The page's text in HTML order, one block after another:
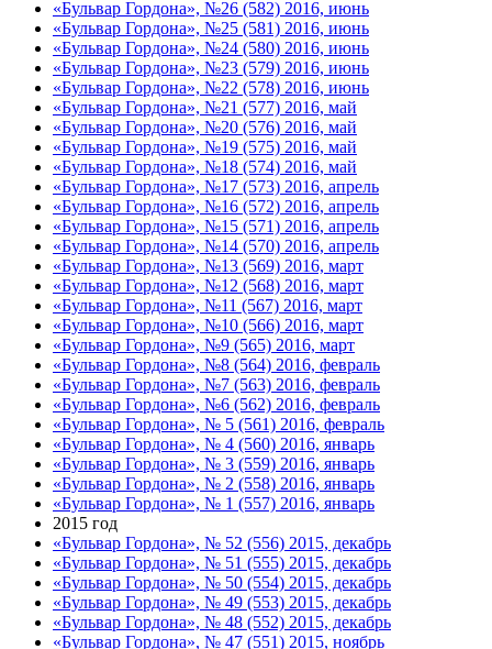
«Бульвар Гордона», №26 (582) 2016, июнь
«Бульвар Гордона», №25 (581) 2016, июнь
«Бульвар Гордона», №24 (580) 2016, июнь
«Бульвар Гордона», №23 (579) 2016, июнь
«Бульвар Гордона», №22 (578) 2016, июнь
«Бульвар Гордона», №21 (577) 2016, май
«Бульвар Гордона», №20 (576) 2016, май
«Бульвар Гордона», №19 (575) 2016, май
«Бульвар Гордона», №18 (574) 2016, май
«Бульвар Гордона», №17 (573) 2016, апрель
«Бульвар Гордона», №16 (572) 2016, апрель
«Бульвар Гордона», №15 (571) 2016, апрель
«Бульвар Гордона», №14 (570) 2016, апрель
«Бульвар Гордона», №13 (569) 2016, март
«Бульвар Гордона», №12 (568) 2016, март
«Бульвар Гордона», №11 (567) 2016, март
«Бульвар Гордона», №10 (566) 2016, март
«Бульвар Гордона», №9 (565) 2016, март
«Бульвар Гордона», №8 (564) 2016, февраль
«Бульвар Гордона», №7 (563) 2016, февраль
«Бульвар Гордона», №6 (562) 2016, февраль
«Бульвар Гордона», № 5 (561) 2016, февраль
«Бульвар Гордона», № 4 (560) 2016, январь
«Бульвар Гордона», № 3 (559) 2016, январь
«Бульвар Гордона», № 2 (558) 2016, январь
«Бульвар Гордона», № 1 (557) 2016, январь
2015 год
«Бульвар Гордона», № 52 (556) 2015, декабрь
«Бульвар Гордона», № 51 (555) 2015, декабрь
«Бульвар Гордона», № 50 (554) 2015, декабрь
«Бульвар Гордона», № 49 (553) 2015, декабрь
«Бульвар Гордона», № 48 (552) 2015, декабрь
«Бульвар Гордона», № 47 (551) 2015, ноябрь